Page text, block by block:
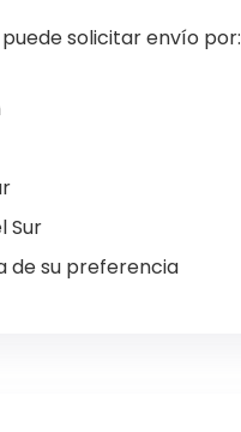
solicitar envío por:
Sur
de su preferencia